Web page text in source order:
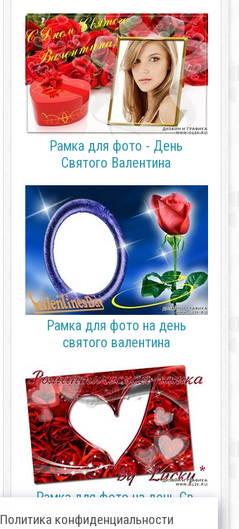
Рамка для фото - День
Святого Валентина
Рамка для фото на день
святого валентина
Рамка для фото на день Св.
Валентина
Политика конфиденциальности